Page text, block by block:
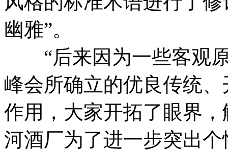
幽雅”。
“后来因为一些客观原
峰会所确立的优良传统
作用，大家开拓了眼界
河酒厂为了进一步突出